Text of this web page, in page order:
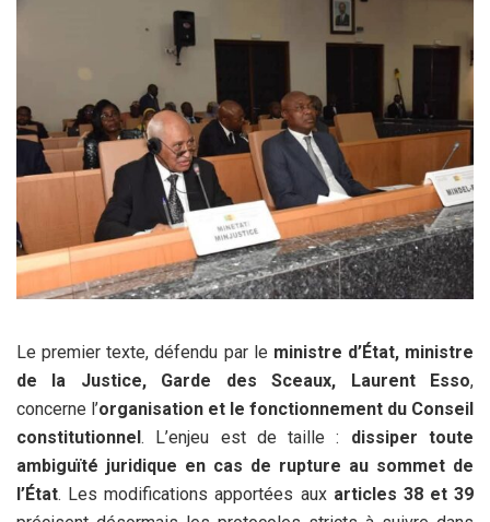
Le premier texte, défendu par le ministre d’État, ministre
de la Justice, Garde des Sceaux, Laurent Esso,
concerne l’organisation et le fonctionnement du Conseil
constitutionnel. L’enjeu est de taille : dissiper toute
ambiguïté juridique en cas de rupture au sommet de
l’État. Les modifications apportées aux articles 38 et 39